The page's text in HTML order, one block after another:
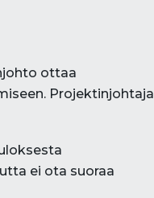
ottaa
Projektinjohtaja
ei ota suoraa